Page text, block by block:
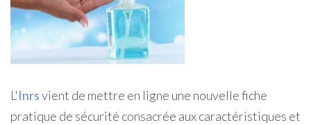
L'Inrsvient de mettre en ligne une nouvelle fiche
pratique de sécurité consacrée aux caractéristiques et